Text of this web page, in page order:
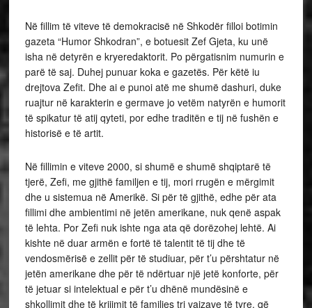
Në fillim të viteve të demokracisë në Shkodër filloi botimin
gazeta “Humor Shkodran”, e botuesit Zef Gjeta, ku unë
isha në detyrën e kryeredaktorit. Po përgatisnim numurin e
parë të saj. Duhej punuar koka e gazetës. Për këtë iu
drejtova Zefit. Dhe ai e punoi atë me shumë dashuri, duke
ruajtur në karakterin e germave jo vetëm natyrën e humorit
të spikatur të atij qyteti, por edhe traditën e tij në fushën e
historisë e të artit.
Në fillimin e viteve 2000, si shumë e shumë shqiptarë të
tjerë, Zefi, me gjithë familjen e tij, mori rrugën e mërgimit
dhe u sistemua në Amerikë. Si për të gjithë, edhe për ata
fillimi dhe ambientimi në jetën amerikane, nuk qenë aspak
të lehta. Por Zefi nuk ishte nga ata që dorëzohej lehtë. Ai
kishte në duar armën e fortë të talentit të tij dhe të
vendosmërisë e zellit për të studiuar, për t’u përshtatur në
jetën amerikane dhe për të ndërtuar një jetë konforte, për
të jetuar si intelektual e për t’u dhënë mundësinë e
shkollimit dhe të krijimit të familjes tri vajzave të tyre, që